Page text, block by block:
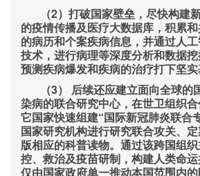
（2）打破国家壁垒，尽快构建
的疫情传播及医疗大数据库，积累
的病历和个案疾病信息，并通过人
技术，进行病理等深度分析和数据
预测疾病爆发和疾病的治疗打下坚实
（3）
后续还应建立面向全球的
染病的联合研究中心，在世卫组织
它国家快速组建“ 国际新冠肺炎联合
国家研究机构进行研究联合攻关、
版相应的科普读物。通过该跨国组
控、救治及疫苗研制，构建人类命
仅由国家政府单一推动本国范围内的